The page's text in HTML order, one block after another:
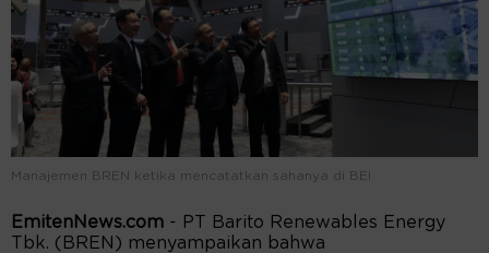
Manajemen BREN ketika mencatatkan sahanya di BEI
EmitenNews.com - PT Barito Renewables Energy
Tbk. (BREN) menyampaikan bahwa